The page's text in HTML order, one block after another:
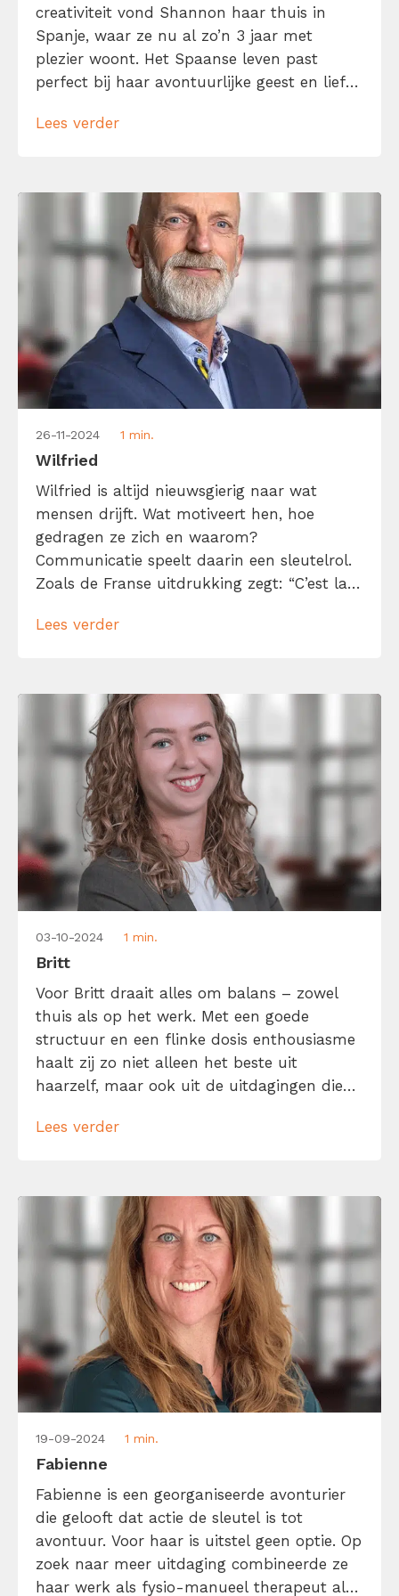
creativiteit vond Shannon haar thuis in
Spanje, waar ze nu al zo’n 3 jaar met
plezier woont. Het Spaanse leven past
perfect bij haar avontuurlijke geest en liefde
nieuwsgierigheid en enthousiasme om te
Shannon […]
Lees verder
26-11-2024 1 min.
Wilfried
Wilfried is altijd nieuwsgierig naar wat
mensen drijft. Wat motiveert hen, hoe
gedragen ze zich en waarom?
Communicatie speelt daarin een sleutelrol.
Zoals de Franse uitdrukking zegt: “C’est la
een boodschap wordt gebracht, maakt het
effectief […]
Lees verder
03-10-2024 1 min.
Britt
Voor Britt draait alles om balans – zowel
thuis als op het werk. Met een goede
structuur en een flinke dosis enthousiasme
haalt zij zo niet alleen het beste uit
haarzelf, maar ook uit de uitdagingen die
als office- en accountmanager niet alleen
Lees verder
19-09-2024 1 min.
Fabienne
Fabienne is een georganiseerde avonturier
die gelooft dat actie de sleutel is tot
avontuur. Voor haar is uitstel geen optie. Op
zoek naar meer uitdaging combineerde ze
haar werk als fysio-manueel therapeut al